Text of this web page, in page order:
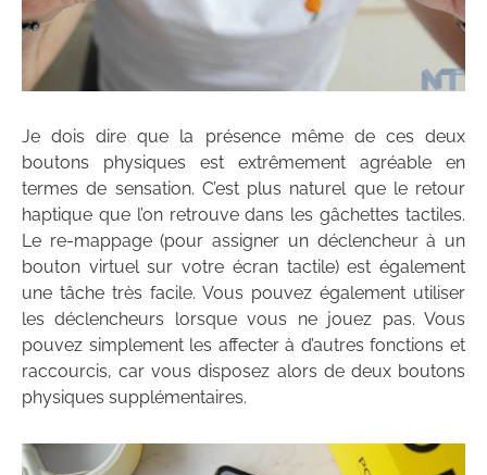
Je dois dire que la présence même de ces deux
boutons physiques est extrêmement agréable en
termes de sensation. C’est plus naturel que le retour
haptique que l’on retrouve dans les gâchettes tactiles.
Le re-mappage (pour assigner un déclencheur à un
bouton virtuel sur votre écran tactile) est également
une tâche très facile. Vous pouvez également utiliser
les déclencheurs lorsque vous ne jouez pas. Vous
pouvez simplement les affecter à d’autres fonctions et
raccourcis, car vous disposez alors de deux boutons
physiques supplémentaires.